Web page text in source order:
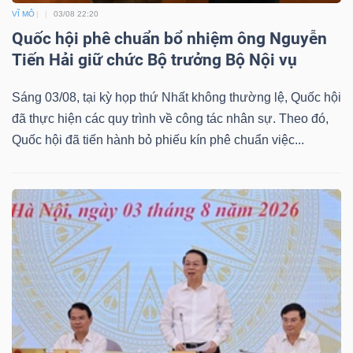
VĨ MÔ 03/08 22:20
Quốc hội phê chuẩn bổ nhiệm ông Nguyễn
Tiến Hải giữ chức Bộ trưởng Bộ Nội vụ
Sáng 03/08, tại kỳ họp thứ Nhất không thường lệ, Quốc hội
đã thực hiện các quy trình về công tác nhân sự. Theo đó,
Quốc hội đã tiến hành bỏ phiếu kín phê chuẩn việc...
liệu
tài
chính